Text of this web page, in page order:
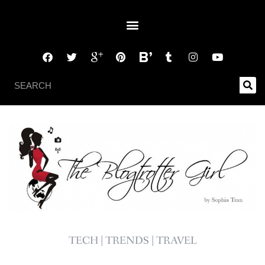
TECH | TRENDS | TRAVEL